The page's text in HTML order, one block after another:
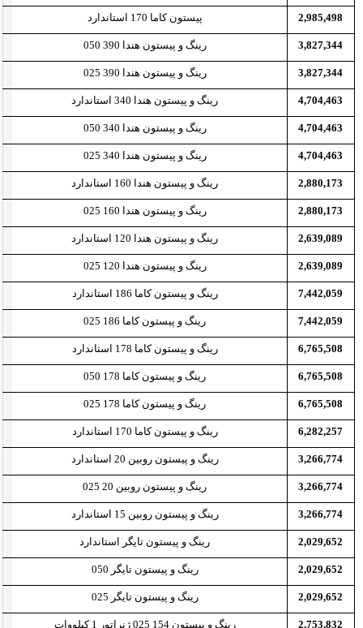
2,985,498 پیستون کاما 170 استاندارد
3,827,344 رینگ و پیستون هندا 390 050
3,827,344 رینگ و پیستون هندا 390 025
4,704,463 رینگ و پیستون هندا 340 استاندارد
4,704,463 رینگ و پیستون هندا 340 050
4,704,463 رینگ و پیستون هندا 340 025
2,880,173 رینگ و پیستون هندا 160 استاندارد
2,880,173 رینگ و پیستون هندا 160 025
2,639,089 رینگ و پیستون هندا 120 استاندارد
2,639,089 رینگ و پیستون هندا 120 025
7,442,059 رینگ و پیستون کاما 186 استاندارد
7,442,059 رینگ و پیستون کاما 186 025
6,765,508 رینگ و پیستون کاما 178 استاندارد
6,765,508 رینگ و پیستون کاما 178 050
6,765,508 رینگ و پیستون کاما 178 025
6,282,257 رینگ و پیستون کاما 170 استاندارد
3,266,774 رینگ و پیستون روبین 20 استاندارد
3,266,774 رینگ و پیستون روبین 20 025
3,266,774 رینگ و پیستون روبین 15 استاندارد
2,029,652 رینگ و پیستون تایگر استاندارد
2,029,652 رینگ و پیستون تایگر 050
2,029,652 رینگ و پیستون تایگر 025
2,753,832 رینگ و پیستون 154 025 ژنراتور 1 کیلووات